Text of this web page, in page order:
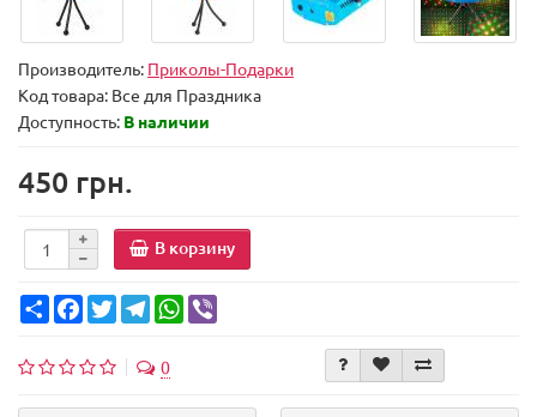
Производитель: Приколы-Подарки
Код товара: Все для Праздника
Доступность: В наличии
450 грн.
В корзину
Share FacebookTwitterTelegramWhatsApp
0